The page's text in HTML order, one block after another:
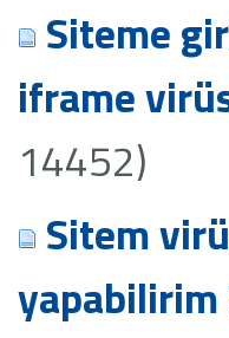
Siteme
iframe
14452)
Sitem
yapabilirim